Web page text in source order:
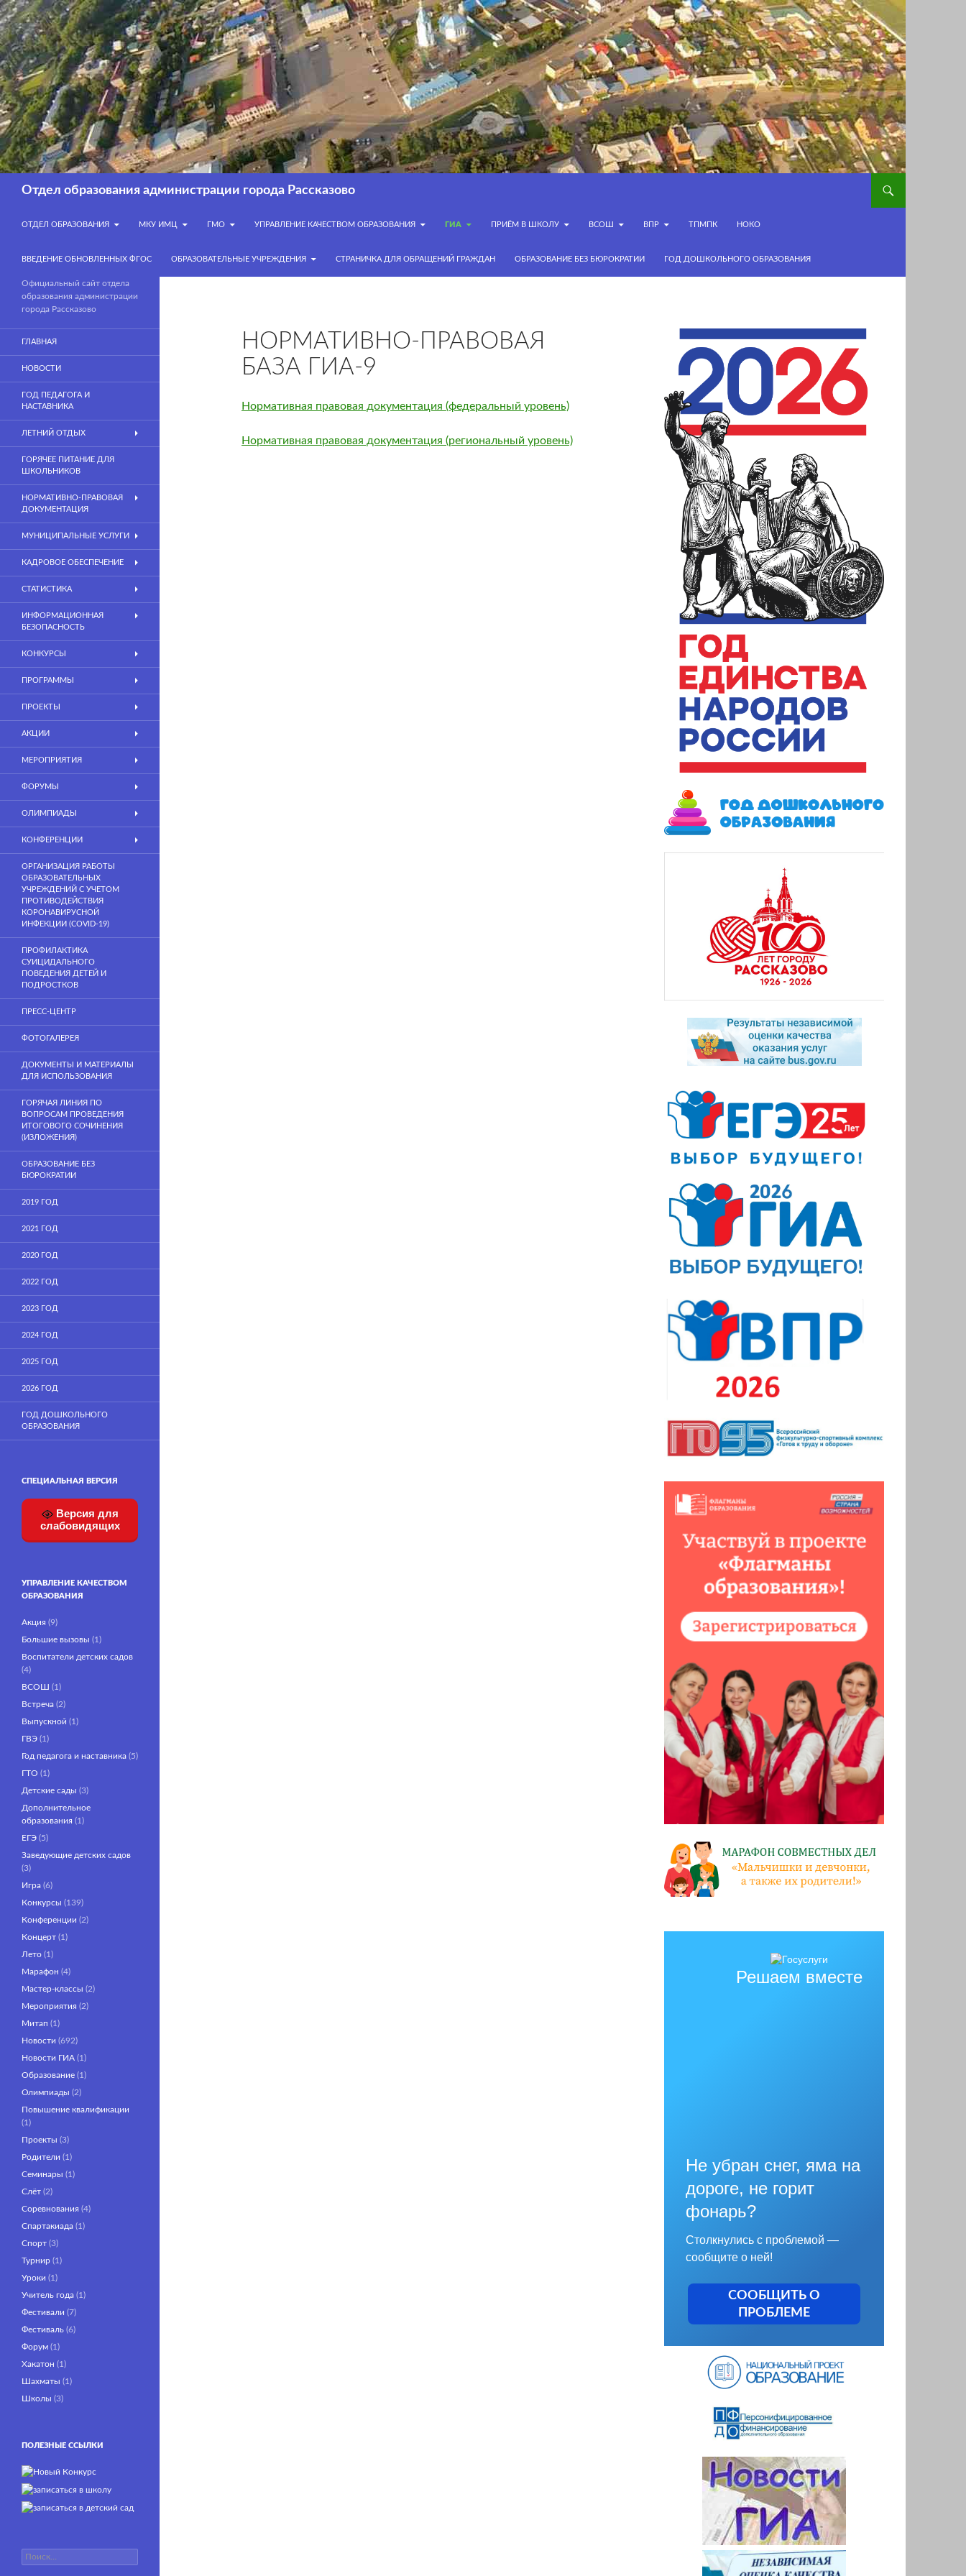
Перейти
к
содержимому
Отдел образования администрации города Рассказово
ОТДЕЛ ОБРАЗОВАНИЯ МКУ ИМЦ ГМО УПРАВЛЕНИЕ КАЧЕСТВОМ ОБРАЗОВАНИЯ ГИА ПРИЁМ В ШКОЛУ ВСОШ ВПР ТПМПК НОКО
ВВЕДЕНИЕ ОБНОВЛЕННЫХ ФГОС ОБРАЗОВАТЕЛЬНЫЕ УЧРЕЖДЕНИЯ СТРАНИЧКА ДЛЯ ОБРАЩЕНИЙ ГРАЖДАН ОБРАЗОВАНИЕ БЕЗ БЮРОКРАТИИ ГОД ДОШКОЛЬНОГО ОБРАЗОВАНИЯ
НОРМАТИВНО-ПРАВОВАЯ
БАЗА ГИА-9
Нормативная правовая документация (федеральный уровень)
Нормативная правовая документация (региональный уровень)
Решаем вместе
Не убран снег, яма на
дороге, не горит
фонарь?
Столкнулись с проблемой —
сообщите о ней!
СООБЩИТЬ О
ПРОБЛЕМЕ
Официальный сайт отдела
образования администрации
города Рассказово
ГЛАВНАЯ
НОВОСТИ
ГОД ПЕДАГОГА И
НАСТАВНИКА
ЛЕТНИЙ ОТДЫХ
ГОРЯЧЕЕ ПИТАНИЕ ДЛЯ
ШКОЛЬНИКОВ
НОРМАТИВНО-ПРАВОВАЯ
ДОКУМЕНТАЦИЯ
МУНИЦИПАЛЬНЫЕ УСЛУГИ
КАДРОВОЕ ОБЕСПЕЧЕНИЕ
СТАТИСТИКА
ИНФОРМАЦИОННАЯ
БЕЗОПАСНОСТЬ
КОНКУРСЫ
ПРОГРАММЫ
ПРОЕКТЫ
АКЦИИ
МЕРОПРИЯТИЯ
ФОРУМЫ
ОЛИМПИАДЫ
КОНФЕРЕНЦИИ
ОРГАНИЗАЦИЯ РАБОТЫ
ОБРАЗОВАТЕЛЬНЫХ
УЧРЕЖДЕНИЙ С УЧЕТОМ
ПРОТИВОДЕЙСТВИЯ
КОРОНАВИРУСНОЙ
ИНФЕКЦИИ (COVID-19)
ПРОФИЛАКТИКА
СУИЦИДАЛЬНОГО
ПОВЕДЕНИЯ ДЕТЕЙ И
ПОДРОСТКОВ
ПРЕСС-ЦЕНТР
ФОТОГАЛЕРЕЯ
ДОКУМЕНТЫ И МАТЕРИАЛЫ
ДЛЯ ИСПОЛЬЗОВАНИЯ
ГОРЯЧАЯ ЛИНИЯ ПО
ВОПРОСАМ ПРОВЕДЕНИЯ
ИТОГОВОГО СОЧИНЕНИЯ
(ИЗЛОЖЕНИЯ)
ОБРАЗОВАНИЕ БЕЗ
БЮРОКРАТИИ
2019 ГОД
2021 ГОД
2020 ГОД
2022 ГОД
2023 ГОД
2024 ГОД
2025 ГОД
2026 ГОД
ГОД ДОШКОЛЬНОГО
ОБРАЗОВАНИЯ
СПЕЦИАЛЬНАЯ ВЕРСИЯ
Версия для
слабовидящих
УПРАВЛЕНИЕ КАЧЕСТВОМ
ОБРАЗОВАНИЯ
Акция (9)
Большие вызовы (1)
Воспитатели детских садов
(4)
ВСОШ (1)
Встреча (2)
Выпускной (1)
ГВЭ (1)
Год педагога и наставника (5)
ГТО (1)
Детские сады (3)
Дополнительное
образования (1)
ЕГЭ (5)
Заведующие детских садов
(3)
Игра (6)
Конкурсы (139)
Конференции (2)
Концерт (1)
Лето (1)
Марафон (4)
Мастер-классы (2)
Мероприятия (2)
Митап (1)
Новости (692)
Новости ГИА (1)
Образование (1)
Олимпиады (2)
Повышение квалификации
(1)
Проекты (3)
Родители (1)
Семинары (1)
Слёт (2)
Соревнования (4)
Спартакиада (1)
Спорт (3)
Турнир (1)
Уроки (1)
Учитель года (1)
Фестивали (7)
Фестиваль (6)
Форум (1)
Хакатон (1)
Шахматы (1)
Школы (3)
ПОЛЕЗНЫЕ ССЫЛКИ
Найти: